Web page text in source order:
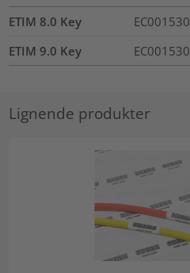
ETIM 8.0 Key
EC001530
ETIM 9.0 Key
EC001530
Lignende produkter